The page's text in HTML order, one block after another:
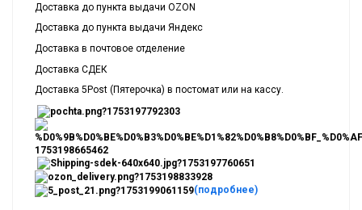
Доставка до пункта выдачи OZON
Доставка до пункта выдачи Яндекс
Доставка в почтовое отделение
Доставка СДЕК
Доставка 5Post (Пятерочка) в постомат или на кассу.
(подробнее)